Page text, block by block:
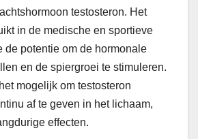
testosteron. Het
in de medische en sportieve
de potentie om de hormonale
en de spiergroei te stimuleren.
mogelijk om testosteron
af te geven in het lichaam,
effecten.